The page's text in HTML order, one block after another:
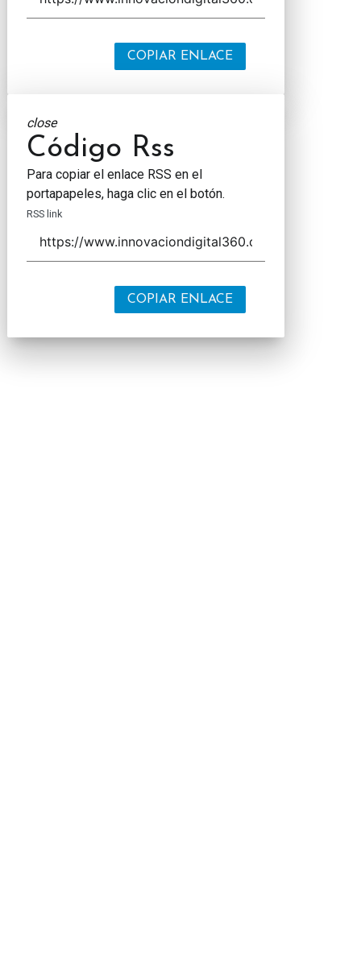
COPIAR ENLACE
close
Código Rss
Para copiar el enlace RSS en el
portapapeles, haga clic en el botón.
RSS link
COPIAR ENLACE